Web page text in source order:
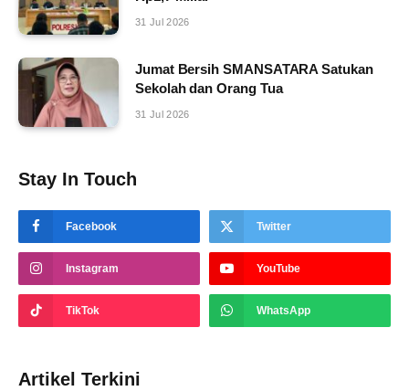
31 Jul 2026
Jumat Bersih SMANSATARA Satukan
Sekolah dan Orang Tua
31 Jul 2026
Stay In Touch
Facebook Twitter
Instagram YouTube
TikTok WhatsApp
Artikel Terkini